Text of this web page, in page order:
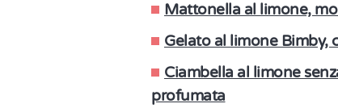
Mattonella al limone,
Gelato al limone Bimby,
Ciambella al limone
profumata